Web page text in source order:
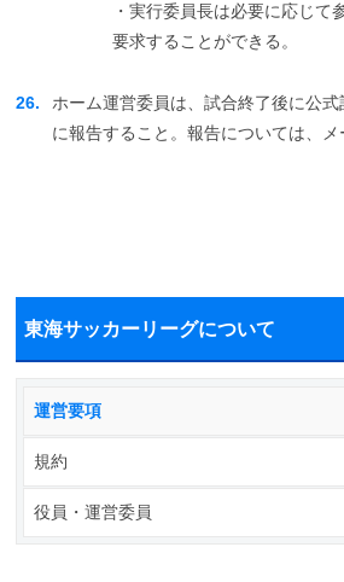
・実行委員長は必要に応じて
要求することができる。
26.
ホーム運営委員は、試合終了後に公
に報告すること。報告については、メ
東海サッカーリーグについて
運営要項
規約
役員・運営委員